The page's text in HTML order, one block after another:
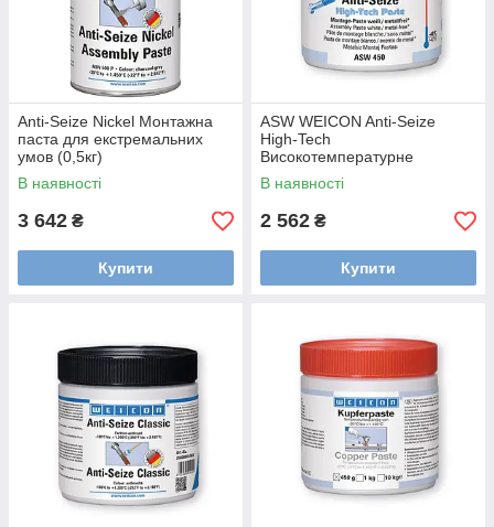
Anti-Seize Nickel Монтажна
паста для екстремальних
умов (0,5кг)
В наявності
3 642 ₴
Купити
ASW WEICON Anti-Seize
High-Tech
Високотемпературне
протизадирне мастило
Weicon
В наявності
2 562 ₴
Купити